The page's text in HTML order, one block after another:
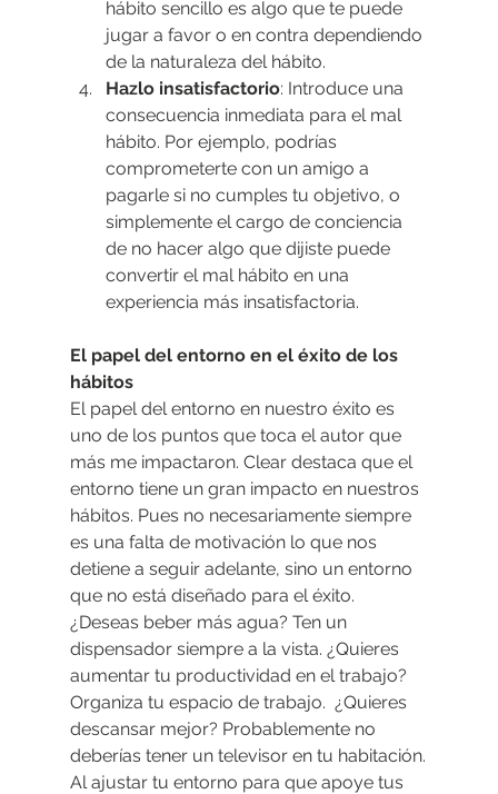
hábito sencillo es algo que te puede
jugar a favor o en contra dependiendo
de la naturaleza del hábito.
Hazlo insatisfactorio: Introduce una
consecuencia inmediata para el mal
hábito. Por ejemplo, podrías
comprometerte con un amigo a
pagarle si no cumples tu objetivo, o
simplemente el cargo de conciencia
de no hacer algo que dijiste puede
convertir el mal hábito en una
experiencia más insatisfactoria.
El papel del entorno en el éxito de los
hábitos
El papel del entorno en nuestro éxito es
uno de los puntos que toca el autor que
más me impactaron. Clear destaca que el
entorno tiene un gran impacto en nuestros
hábitos. Pues no necesariamente siempre
es una falta de motivación lo que nos
detiene a seguir adelante, sino un entorno
que no está diseñado para el éxito.
¿Deseas beber más agua? Ten un
dispensador siempre a la vista. ¿Quieres
aumentar tu productividad en el trabajo?
Organiza tu espacio de trabajo.  ¿Quieres
descansar mejor? Probablemente no
deberías tener un televisor en tu habitación.
Al ajustar tu entorno para que apoye tus